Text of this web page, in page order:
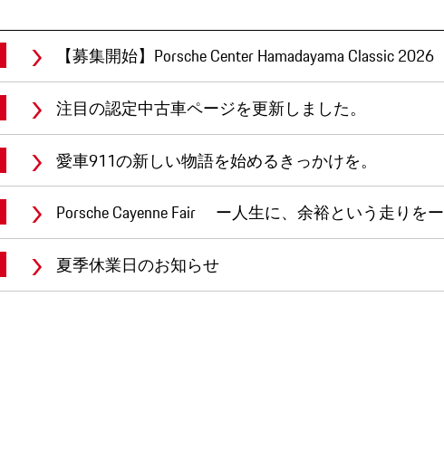
【募集開始】Porsche Center Hamadayama Classic 2026
注目の認定中古車ページを更新しました。
愛車911の新しい物語を始めるきっかけを。
Porsche Cayenne Fair ー人生に、余裕という走りをー
夏季休業日のお知らせ